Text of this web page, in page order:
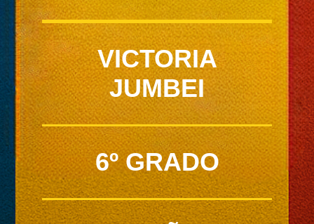
VICTORIA
JUMBEI
6º GRADO